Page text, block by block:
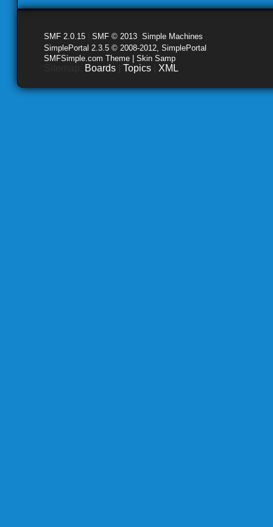
SMF 2.0.15 SMF © 2013 Simple Machines
SimplePortal 2.3.5 © 2008-2012, SimplePortal
SMFSimple.com Theme | Skin Samp
Boards Topics XML